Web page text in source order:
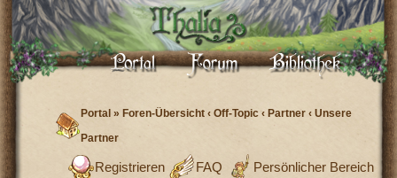
Portal »Foren-Übersicht ‹ Off-Topic ‹ Partner ‹ Unsere
Partner
Persönlicher Bereich
FAQ
Registrieren